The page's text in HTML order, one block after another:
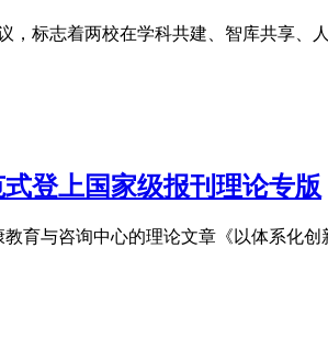
，标志着两校在学科共建、智库共享
登上国家级报刊理论专版
育与咨询中心的理论文章《以体系化